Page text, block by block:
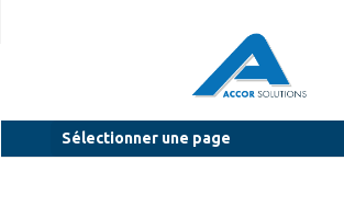
Sélectionner une page